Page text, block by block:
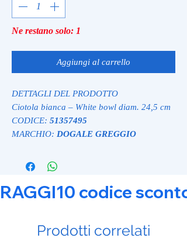
Ne restano solo: 1
Aggiungi al carrello
DETTAGLI DEL PRODOTTO
Ciotola bianca – White bowl diam. 24,5 cm
CODICE: 51357495
MARCHIO: DOGALE GREGGIO
RAGGI10 codice
Prodotti correlati